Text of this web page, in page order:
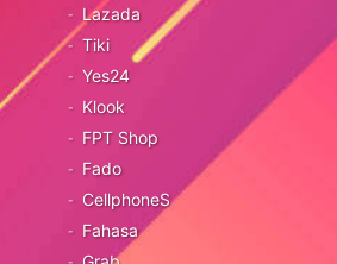
Lazada
Tiki
Yes24
Klook
FPT Shop
Fado
CellphoneS
Fahasa